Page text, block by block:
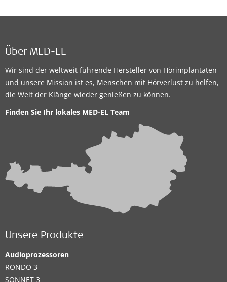
Über MED-EL
Wir sind der weltweit führende Hersteller von Hörimplantaten
und unsere Mission ist es, Menschen mit Hörverlust zu helfen,
die Welt der Klänge wieder genießen zu können.
Finden Sie Ihr lokales MED-EL Team
Unsere Produkte
Audioprozessoren
RONDO 3
SONNET 3